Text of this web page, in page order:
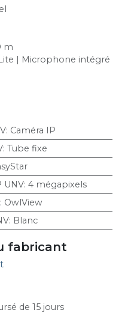
m
| Microphone intégré
: Caméra IP
: Tube fixe
UNV: 4 mégapixels
: OwlView
: Blanc
fabricant
de 15 jours